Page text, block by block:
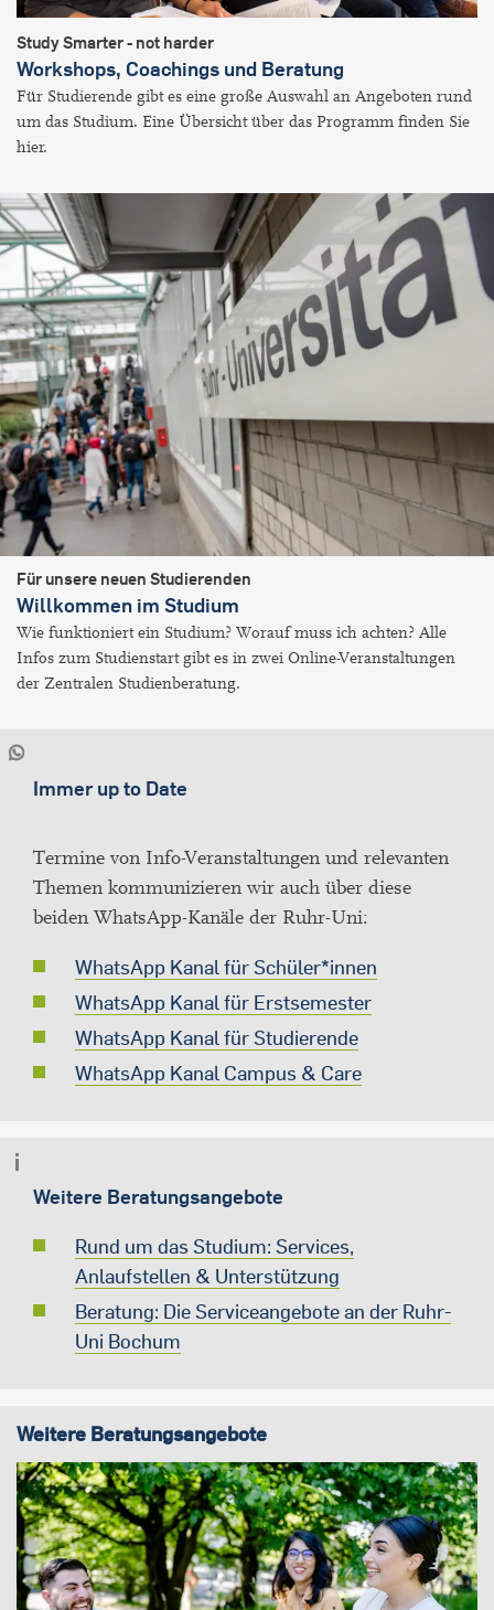
Study Smarter - not harder
Workshops, Coachings und Beratung
Für Studierende gibt es eine große Auswahl an Angeboten rund
um das Studium. Eine Übersicht über das Programm finden Sie
hier.
Für unsere neuen Studierenden
Willkommen im Studium
Wie funktioniert ein Studium? Worauf muss ich achten? Alle
Infos zum Studienstart gibt es in zwei Online-Veranstaltungen
der Zentralen Studienberatung.
Immer up to Date
Termine von Info-Veranstaltungen und relevanten
Themen kommunizieren wir auch über diese
beiden WhatsApp-Kanäle der Ruhr-Uni:
WhatsApp Kanal für Schüler*innen
WhatsApp Kanal für Erstsemester
WhatsApp Kanal für Studierende
WhatsApp Kanal Campus & Care
Weitere Beratungsangebote
Rund um das Studium: Services,
Anlaufstellen & Unterstützung
Beratung: Die Serviceangebote an der Ruhr-
Uni Bochum
Weitere Beratungsangebote